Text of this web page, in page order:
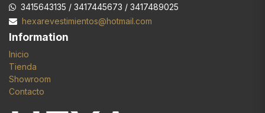
3415643135 / 3417445673 / 3417489025
hexarevestimientos@hotmail.com
Information
Inicio
Tienda
Showroom
Contacto